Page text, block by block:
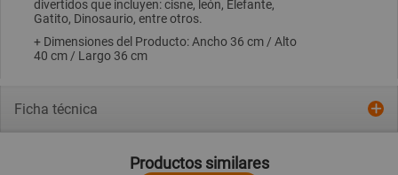
divertidos que incluyen: cisne, león, Elefante,
Gatito, Dinosaurio, entre otros.
+ Dimensiones del Producto: Ancho 36 cm / Alto
40 cm / Largo 36 cm
Ficha técnica
Productos similares